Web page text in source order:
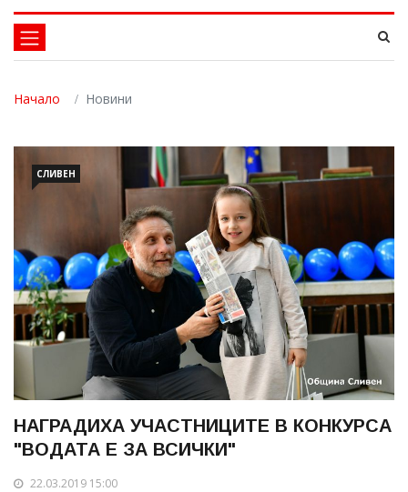
Начало Новини
СЛИВЕН
НАГРАДИХА УЧАСТНИЦИТЕ В КОНКУРСА
"ВОДАТА Е ЗА ВСИЧКИ"
22.03.2019 15:00